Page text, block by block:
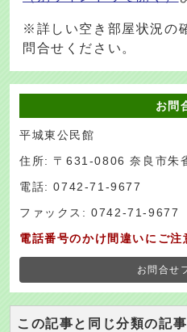
※詳しい空き部屋状況の
問合せください。
お問
平城東公民館
住所: 〒631-0806 奈良市朱
電話: 0742-71-9677
ファックス: 0742-71-9677
電話番号のかけ間違いにご注
お問合せ
この記事と同じ分類の記事